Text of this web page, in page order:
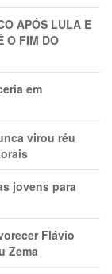
APÓS LULA E
O FIM DO
em
virou réu
jovens para
Flávio
Zema